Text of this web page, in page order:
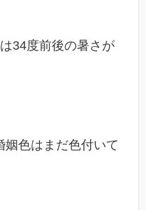
34度前後の暑さが
姻色はまだ色付いて